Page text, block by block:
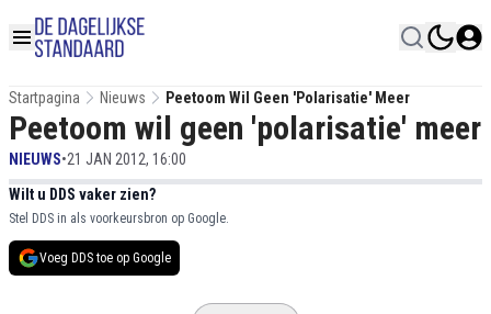
Startpagina Nieuws Peetoom Wil Geen 'polarisatie' Meer
Peetoom wil geen 'polarisatie' meer
NIEUWS•21 JAN 2012, 16:00
Wilt u DDS vaker zien?
Stel DDS in als voorkeursbron op Google.
Voeg DDS toe op Google